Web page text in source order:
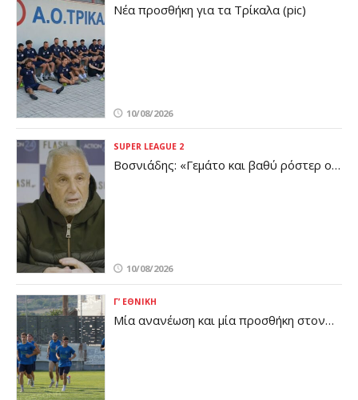
Νέα προσθήκη για τα Τρίκαλα (pic)
10/08/2026
SUPER LEAGUE 2
Βοσνιάδης: «Γεμάτο και βαθύ ρόστερ ο
10/08/2026
Γ’ ΕΘΝΙΚΉ
Μία ανανέωση και μία προσθήκη στον